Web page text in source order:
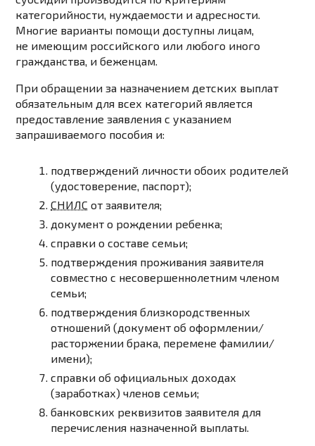
категорийности, нуждаемости и адресности.
Многие варианты помощи доступны лицам,
не имеющим российского или любого иного
гражданства, и беженцам.
При обращении за назначением детских выплат
обязательным для всех категорий является
предоставление заявления с указанием
запрашиваемого пособия и:
подтверждений личности обоих родителей
(удостоверение, паспорт);
СНИЛС от заявителя;
документ о рождении ребенка;
справки о составе семьи;
подтверждения проживания заявителя
совместно с несовершеннолетним членом
семьи;
подтверждения близкородственных
отношений (документ об оформлении/
расторжении брака, перемене фамилии/
имени);
справки об официальных доходах
(заработках) членов семьи;
банковских реквизитов заявителя для
перечисления назначенной выплаты.